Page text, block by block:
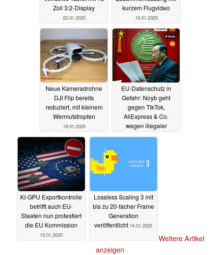
Zoll 3:2-Display
22.01.2025
kurzem Flugvideo
19.01.2025
Neue Kameradrohne
DJI Flip bereits
reduziert, mit kleinem
Wermutstropfen
19.01.2025
EU-Datenschutz in
Gefahr: Noyb geht
gegen TikTok,
AliExpress & Co.
wegen illegaler
KI-GPU Exportkontrolle
betrifft auch EU-
Staaten nun protestiert
die EU Kommission
15.01.2025
Lossless Scaling 3 mit
bis zu 20-facher Frame
Generation
veröffentlicht 14.01.2025
Weitere Artikel
anzeigen